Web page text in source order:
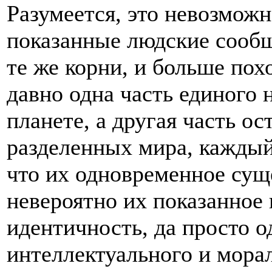
Разумеется, это
показанные людские
те же корни, и больше
давно одна часть единого
планете, а другая часть
разделенных мира,
что их одновременное
невероятно их
идентичность, да просто
интеллектуального и